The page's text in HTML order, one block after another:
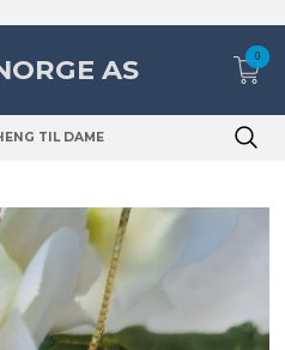
AS 0
TIL DAME